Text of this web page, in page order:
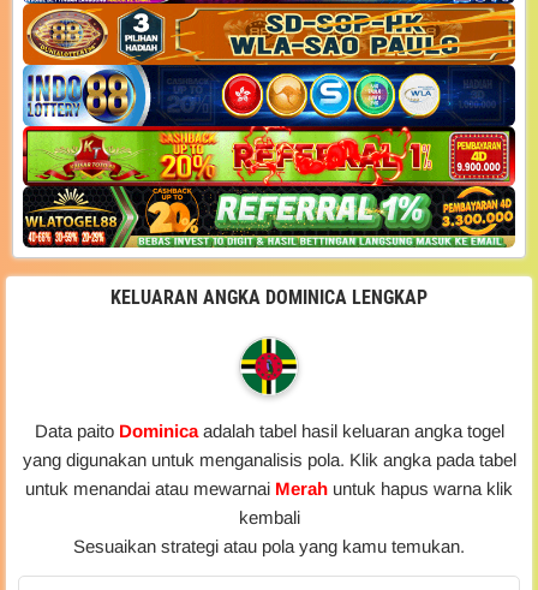
KELUARAN ANGKA DOMINICA LENGKAP
Data paito Dominica adalah tabel hasil keluaran angka togel
yang digunakan untuk menganalisis pola. Klik angka pada tabel
untuk menandai atau mewarnai Merah untuk hapus warna klik
kembali
Sesuaikan strategi atau pola yang kamu temukan.